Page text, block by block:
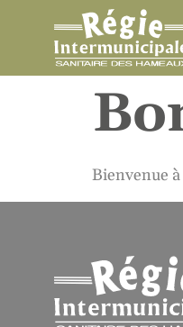
Bienvenue